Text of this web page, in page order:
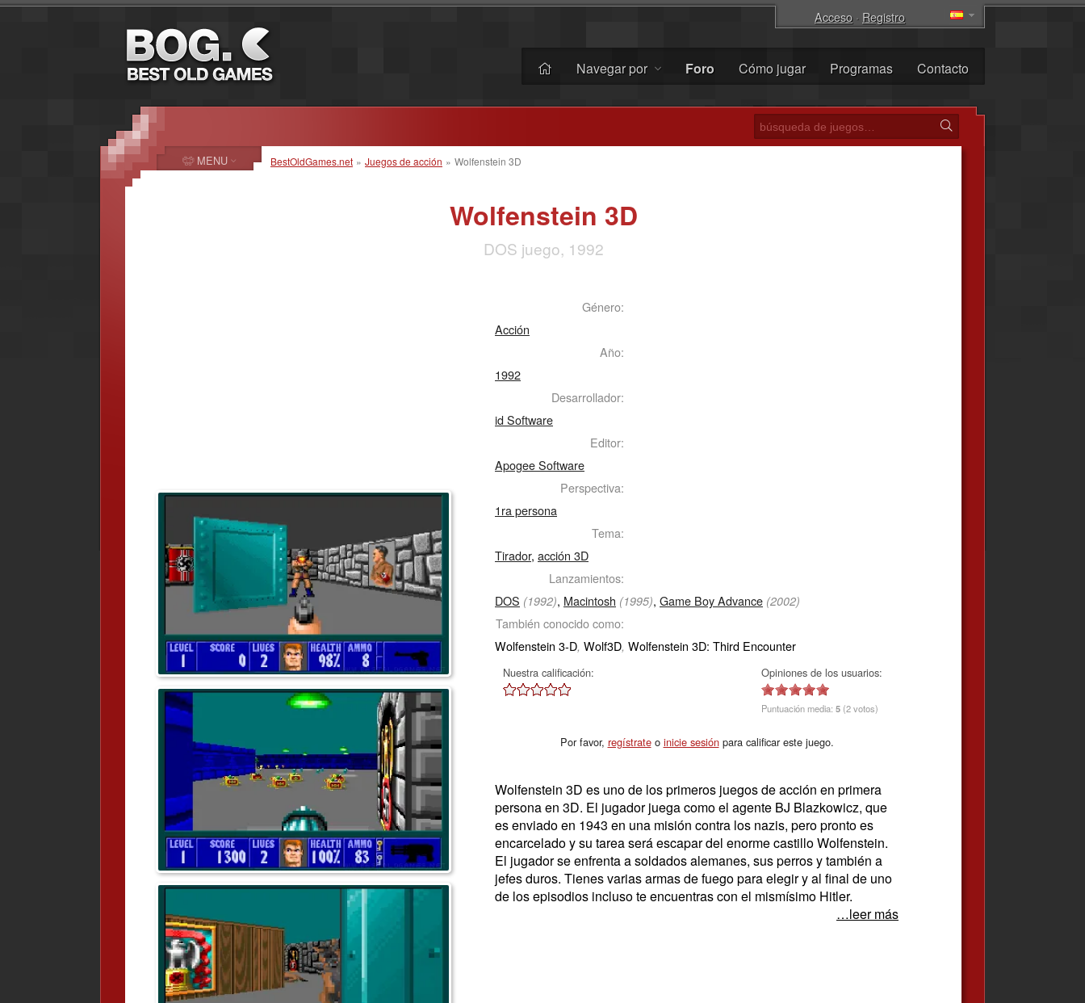
Acceso· Registro
Navegar por Foro Cómo jugar Programas Contacto
BestOldGames.net » Juegos de acción » Wolfenstein 3D
Wolfenstein 3D
DOS juego, 1992
Género:
Acción
Año:
1992
Desarrollador:
id Software
Editor:
Apogee Software
Perspectiva:
1ra persona
Tema:
Tirador, acción 3D
Lanzamientos:
DOS (1992), Macintosh (1995), Game Boy Advance (2002)
También conocido como:
Wolfenstein 3-D, Wolf3D, Wolfenstein 3D: Third Encounter
Nuestra calificación: Opiniones de los usuarios:
Puntuación media: 5 (2 votos)
Por favor, regístrateo inicie sesiónpara calificar este juego.
Wolfenstein 3D es uno de los primeros juegos de acción en primera
persona en 3D. El jugador juega como el agente BJ Blazkowicz, que
es enviado en 1943 en una misión contra los nazis, pero pronto es
encarcelado y su tarea será escapar del enorme castillo Wolfenstein.
El jugador se enfrenta a soldados alemanes, sus perros y también a
jefes duros. Tienes varias armas de fuego para elegir y al final de uno
de los episodios incluso te encuentras con el mismísimo Hitler.
…leer más
MENU